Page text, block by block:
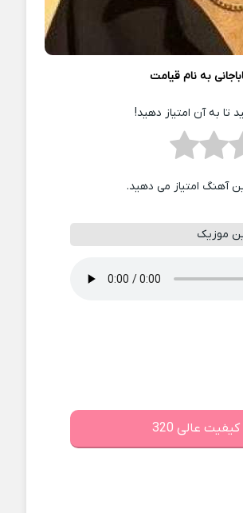
به نام قیامت
تا به آن امتیاز دهید!
آهنگ امتیاز می دهید.
موزیک
عالی 320